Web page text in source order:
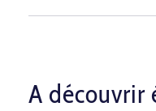
A découvrir